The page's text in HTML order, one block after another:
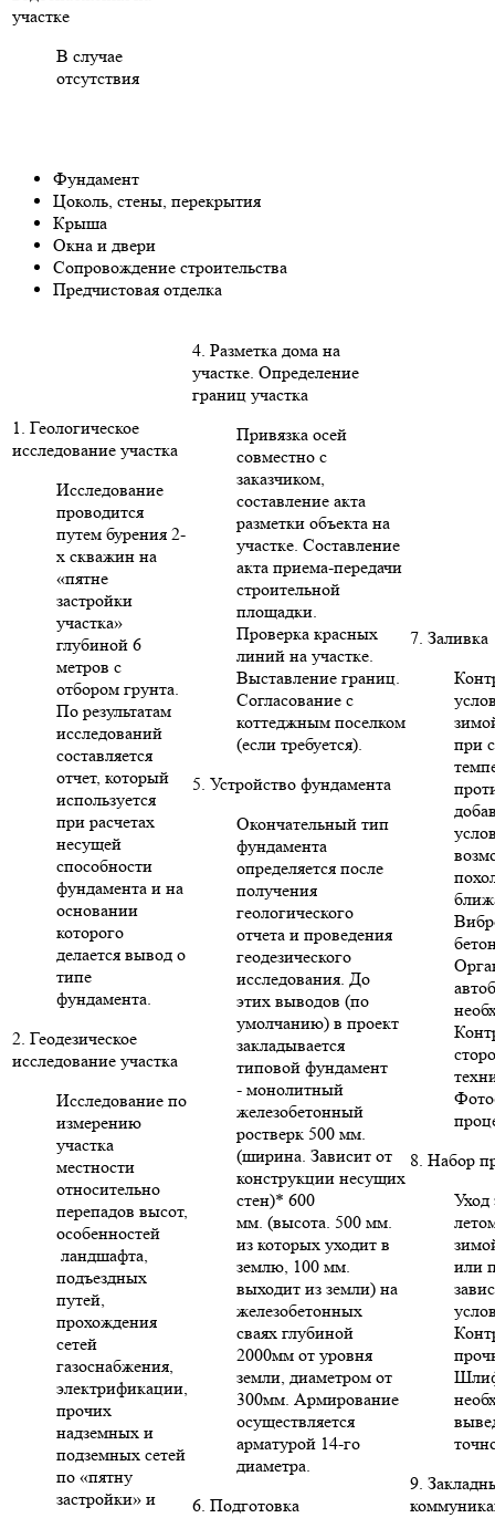
участке
В случае
отсутствия
Фундамент
Цоколь, стены, перекрытия
Крыша
Окна и двери
Сопровождение строительства
Предчистовая отделка
1. Геологическое
исследование участка
Исследование
проводится
путем бурения 2-
х скважин на
«пятне
застройки
участка»
глубиной 6
метров с
отбором грунта.
По результатам
исследований
составляется
отчет, который
используется
при расчетах
несущей
способности
фундамента и на
основании
которого
делается вывод о
типе
фундамента.
2. Геодезическое
исследование участка
Исследование по
измерению
участка
местности
относительно
перепадов высот,
особенностей
ландшафта,
подъездных
путей,
прохождения
сетей
газоснабжения,
электрификации,
прочих
надземных и
подземных сетей
по «пятну
застройки» и
4. Разметка дома на
участке. Определение
границ участка
Привязка осей
совместно с
заказчиком,
составление акта
разметки объекта на
участке. Составление
акта приема-передачи
строительной
площадки.
Проверка красных
линий на участке.
Выставление границ.
Согласование с
коттеджным поселком
(если требуется).
5. Устройство фундамента
Окончательный тип
фундамента
определяется после
получения
геологического
отчета и проведения
геодезического
исследования. До
этих выводов (по
умолчанию) в проект
закладывается
типовой фундамент
- монолитный
железобетонный
ростверк 500 мм.
(ширина. Зависит от
конструкции несущих
стен)* 600
мм. (высота. 500 мм.
из которых уходит в
землю, 100 мм.
выходит из земли) на
железобетонных
сваях глубиной
2000мм от уровня
земли, диаметром от
300мм. Армирование
осуществляется
арматурой 14-го
диаметра.
6. Подготовка
7. Заливка
при
8. Набор
Уход
или
9.